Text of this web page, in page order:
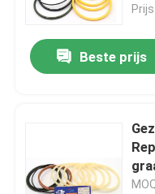
Huis
Video's
Beste prijs